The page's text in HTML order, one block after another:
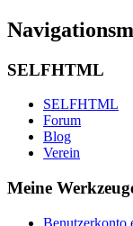
SELFHTML
SELFHTML
Forum
Blog
Verein
Meine
Benutzerkonto